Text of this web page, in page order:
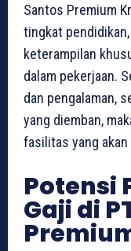
Santos Premium
tingkat
keterampilan
dalam pekerjaan.
dan pengalaman,
yang diemban,
fasilitas yang akan
Potensi
Gaji di